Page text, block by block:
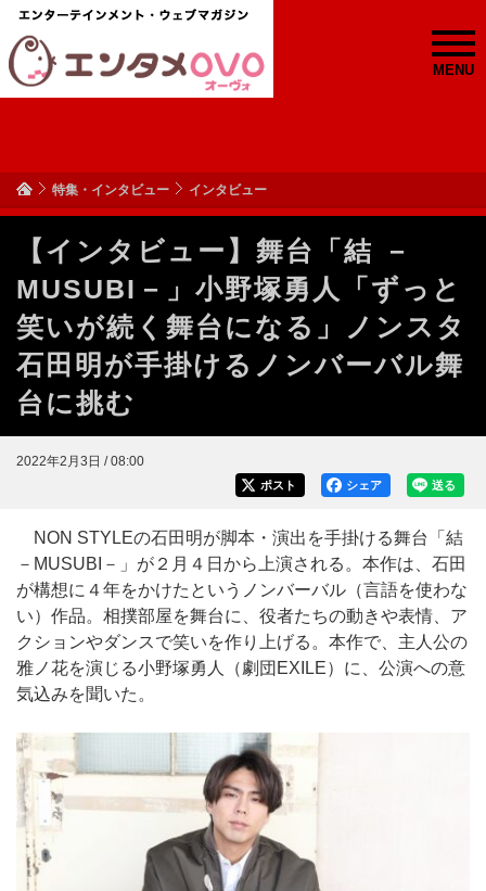
MENU
特集・インタビュー インタビュー
【インタビュー】舞台「結 －
MUSUBI－」小野塚勇人「ずっと
笑いが続く舞台になる」ノンスタ
石田明が手掛けるノンバーバル舞
台に挑む
2022年2月3日 / 08:00
送る
シェア
ポスト
NON STYLEの石田明が脚本・演出を手掛ける舞台「結
－MUSUBI－」が２月４日から上演される。本作は、石田
が構想に４年をかけたというノンバーバル（言語を使わな
い）作品。相撲部屋を舞台に、役者たちの動きや表情、ア
クションやダンスで笑いを作り上げる。本作で、主人公の
雅ノ花を演じる小野塚勇人（劇団EXILE）に、公演への意
気込みを聞いた。